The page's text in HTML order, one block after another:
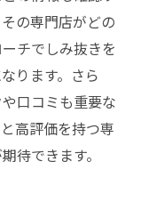
の専門店がどの
チでしみ抜きを
ります。さら
口コミも重要な
高評価を持つ専
待できます。